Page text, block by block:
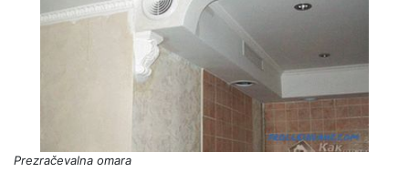
Prezračevalna omara